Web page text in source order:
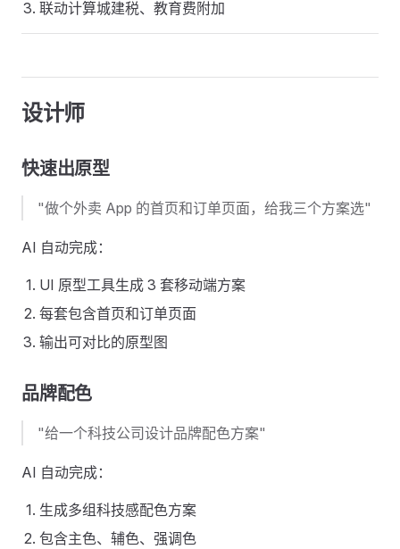
联动计算城建税、教育费附加
设计师
快速出原型
"做个外卖 App 的首页和订单页面，给我三个方案选"
AI 自动完成：
UI 原型工具生成 3 套移动端方案
每套包含首页和订单页面
输出可对比的原型图
品牌配色
"给一个科技公司设计品牌配色方案"
AI 自动完成：
生成多组科技感配色方案
包含主色、辅色、强调色